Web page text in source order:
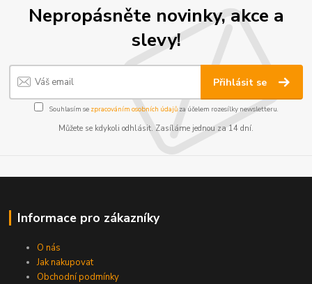
Nepropásněte novinky, akce a
slevy!
Přihlásit se
Souhlasím se zpracováním osobních údajůza účelem rozesílky newsletteru.
Můžete se kdykoli odhlásit. Zasíláme jednou za 14 dní.
Informace pro zákazníky
O nás
Jak nakupovat
Obchodní podmínky